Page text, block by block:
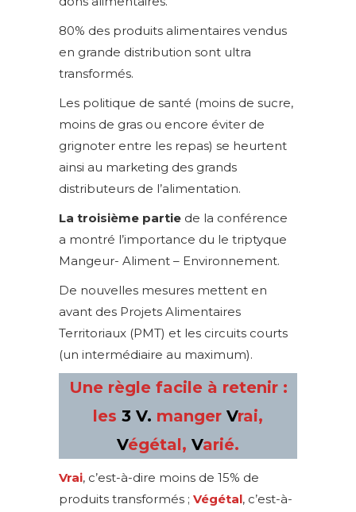
80% des produits alimentaires vendus
en grande distribution sont ultra
transformés.
Les politique de santé (moins de sucre,
moins de gras ou encore éviter de
grignoter entre les repas) se heurtent
ainsi au marketing des grands
distributeurs de l’alimentation.
La troisième partie de la conférence
a montré l’importance du le triptyque
Mangeur- Aliment – Environnement.
De nouvelles mesures mettent en
avant des Projets Alimentaires
Territoriaux (PMT) et les circuits courts
(un intermédiaire au maximum).
Une règle facile à retenir :
les 3 V. manger Vrai,
Végétal, Varié.
Vrai, c’est-à-dire moins de 15% de
produits transformés ; Végétal, c’est-à-